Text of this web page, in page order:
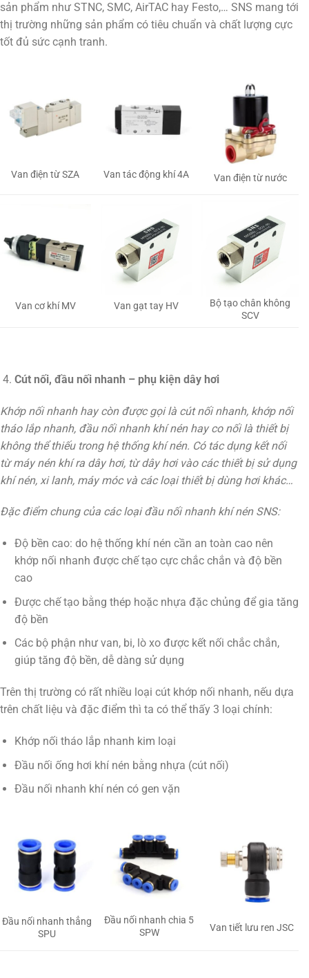
sản phẩm như STNC, SMC, AirTAC hay Festo,… SNS mang tới
thị trường những sản phẩm có tiêu chuẩn và chất lượng cực
tốt đủ sức cạnh tranh.
Van điện từ SZA Van tác động khí 4A Van điện từ nước
Van cơ khí MV Van gạt tay HV
Bộ tạo chân không
SCV
Cút nối, đầu nối nhanh – phụ kiện dây hơi
Khớp nối nhanh hay còn được gọi là cút nối nhanh, khớp nối
tháo lắp nhanh, đầu nối nhanh khí nén hay co nối là thiết bị
không thể thiếu trong hệ thống khí nén. Có tác dụng kết nối
từ máy nén khí ra dây hơi, từ dây hơi vào các thiết bị sử dụng
khí nén, xi lanh, máy móc và các loại thiết bị dùng hơi khác…
Đặc điểm chung của các loại đầu nối nhanh khí nén SNS:
Độ bền cao: do hệ thống khí nén cần an toàn cao nên
khớp nối nhanh được chế tạo cực chắc chắn và độ bền
cao
Được chế tạo bằng thép hoặc nhựa đặc chủng để gia tăng
độ bền
Các bộ phận như van, bi, lò xo được kết nối chắc chắn,
giúp tăng độ bền, dễ dàng sử dụng
Trên thị trường có rất nhiều loại cút khớp nối nhanh, nếu dựa
trên chất liệu và đặc điểm thì ta có thể thấy 3 loại chính:
Khớp nối tháo lắp nhanh kim loại
Đầu nối ống hơi khí nén bằng nhựa (cút nối)
Đầu nối nhanh khí nén có gen vặn
Đầu nối nhanh thẳng
SPU
Đầu nối nhanh chia 5
SPW
Van tiết lưu ren JSC